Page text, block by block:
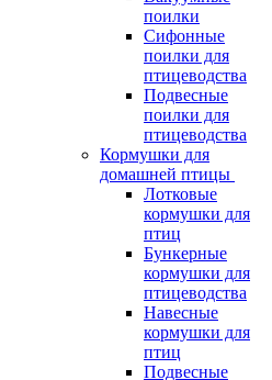
поилки
Сифонные
поилки для
птицеводства
Подвесные
поилки для
птицеводства
Кормушки для
домашней птицы
Лотковые
кормушки для
птиц
Бункерные
кормушки для
птицеводства
Навесные
кормушки для
птиц
Подвесные